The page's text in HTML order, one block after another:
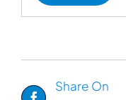
Share On